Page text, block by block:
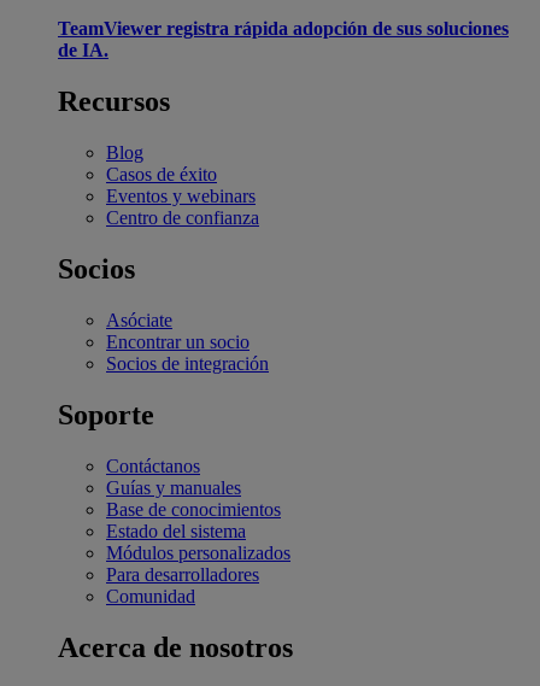
TeamViewer registra rápida adopción de sus soluciones
de IA.
Recursos
Blog
Casos de éxito
Eventos y webinars
Centro de confianza
Socios
Asóciate
Encontrar un socio
Socios de integración
Soporte
Contáctanos
Guías y manuales
Base de conocimientos
Estado del sistema
Módulos personalizados
Para desarrolladores
Comunidad
Acerca de nosotros